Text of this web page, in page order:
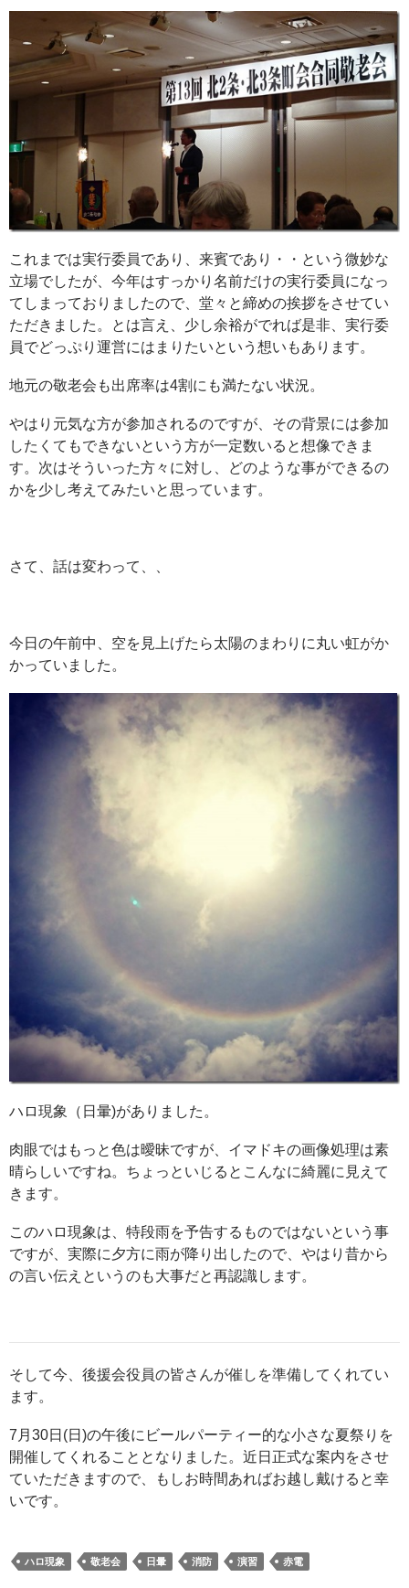
これまでは実行委員であり、来賓であり・・という微妙な
立場でしたが、今年はすっかり名前だけの実行委員になっ
てしまっておりましたので、堂々と締めの挨拶をさせてい
ただきました。とは言え、少し余裕がでれば是非、実行委
員でどっぷり運営にはまりたいという想いもあります。
地元の敬老会も出席率は4割にも満たない状況。
やはり元気な方が参加されるのですが、その背景には参加
したくてもできないという方が一定数いると想像できま
す。次はそういった方々に対し、どのような事ができるの
かを少し考えてみたいと思っています。
さて、話は変わって、、
今日の午前中、空を見上げたら太陽のまわりに丸い虹がか
かっていました。
ハロ現象（日暈)がありました。
肉眼ではもっと色は曖昧ですが、イマドキの画像処理は素
晴らしいですね。ちょっといじるとこんなに綺麗に見えて
きます。
このハロ現象は、特段雨を予告するものではないという事
ですが、実際に夕方に雨が降り出したので、やはり昔から
の言い伝えというのも大事だと再認識します。
そして今、後援会役員の皆さんが催しを準備してくれてい
ます。
7月30日(日)の午後にビールパーティー的な小さな夏祭りを
開催してくれることとなりました。近日正式な案内をさせ
ていただきますので、もしお時間あればお越し戴けると幸
いです。
ハロ現象 敬老会 日暈 消防 演習 赤電